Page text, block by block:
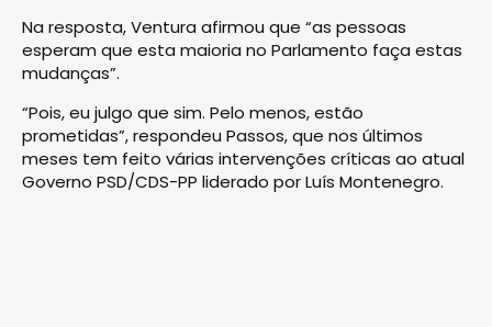
Na resposta, Ventura afirmou que “as pessoas
esperam que esta maioria no Parlamento faça estas
mudanças”.
“Pois, eu julgo que sim. Pelo menos, estão
prometidas”, respondeu Passos, que nos últimos
meses tem feito várias intervenções críticas ao atual
Governo PSD/CDS-PP liderado por Luís Montenegro.